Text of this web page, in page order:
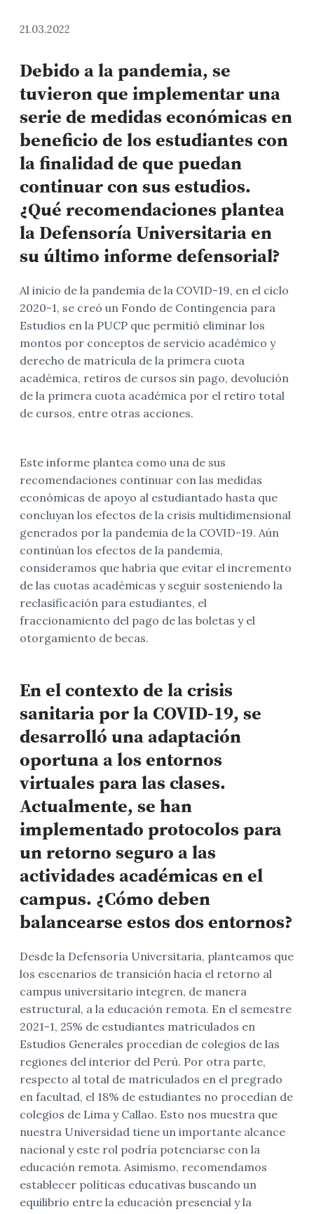
21.03.2022
Debido a la pandemia, se
tuvieron que implementar una
serie de medidas económicas en
beneficio de los estudiantes con
la finalidad de que puedan
continuar con sus estudios.
¿Qué recomendaciones plantea
la Defensoría Universitaria en
su último informe defensorial?
Al inicio de la pandemia de la COVID-19, en el ciclo
2020-1, se creó un Fondo de Contingencia para
Estudios en la PUCP que permitió eliminar los
montos por conceptos de servicio académico y
derecho de matrícula de la primera cuota
académica, retiros de cursos sin pago, devolución
de la primera cuota académica por el retiro total
de cursos, entre otras acciones.
Este informe plantea como una de sus
recomendaciones continuar con las medidas
económicas de apoyo al estudiantado hasta que
concluyan los efectos de la crisis multidimensional
generados por la pandemia de la COVID-19. Aún
continúan los efectos de la pandemia,
consideramos que habría que evitar el incremento
de las cuotas académicas y seguir sosteniendo la
reclasificación para estudiantes, el
fraccionamiento del pago de las boletas y el
otorgamiento de becas.
En el contexto de la crisis
sanitaria por la COVID-19, se
desarrolló una adaptación
oportuna a los entornos
virtuales para las clases.
Actualmente, se han
implementado protocolos para
un retorno seguro a las
actividades académicas en el
campus. ¿Cómo deben
balancearse estos dos entornos?
Desde la Defensoría Universitaria, planteamos que
los escenarios de transición hacia el retorno al
campus universitario integren, de manera
estructural, a la educación remota. En el semestre
2021-1, 25% de estudiantes matriculados en
Estudios Generales procedían de colegios de las
regiones del interior del Perú. Por otra parte,
respecto al total de matriculados en el pregrado
en facultad, el 18% de estudiantes no procedían de
colegios de Lima y Callao. Esto nos muestra que
nuestra Universidad tiene un importante alcance
nacional y este rol podría potenciarse con la
educación remota. Asimismo, recomendamos
establecer políticas educativas buscando un
equilibrio entre la educación presencial y la